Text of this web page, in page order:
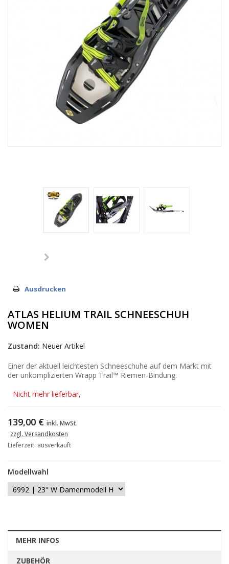
Ausdrucken
ATLAS HELIUM TRAIL SCHNEESCHUH
WOMEN
Zustand: Neuer Artikel
Einer der aktuell leichtesten Schneeschuhe auf dem Markt mit
der unkomplizierten Wrapp Trail™ Riemen-Bindung.
Nicht mehr lieferbar,
139,00 € inkl. MwSt.
zzgl. Versandkosten
Lieferzeit: ausverkauft
Modellwahl
MEHR INFOS
ZUBEHÖR